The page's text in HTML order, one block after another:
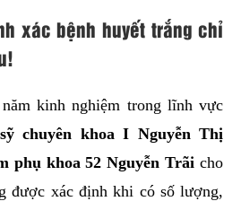
xác bệnh huyết trắng chỉ
kinh nghiệm trong lĩnh vực
chuyên khoa I Nguyễn Thị
phụ khoa 52 Nguyễn Trãi cho
được xác định khi có số lượng,